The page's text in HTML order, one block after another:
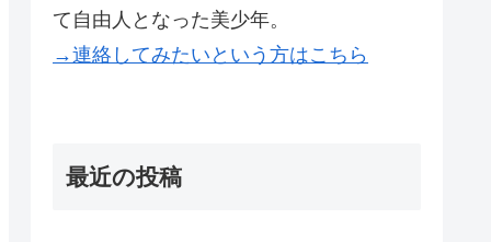
て自由人となった美少年。
→連絡してみたいという方はこちら
最近の投稿